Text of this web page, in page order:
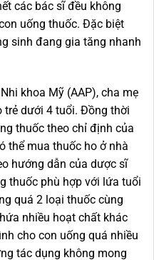
các bác sĩ đều không
uống thuốc. Đặc biệt
sinh đang gia tăng nhanh
khoa Mỹ (AAP), cha mẹ
trẻ dưới 4 tuổi. Đồng thời
thuốc theo chỉ định của
thể mua thuốc ho ở nhà
hướng dẫn của dược sĩ
thuốc phù hợp với lứa tuổi
quá 2 loại thuốc cùng
nhiều hoạt chất khác
cho con uống quá nhiều
tác dụng không mong